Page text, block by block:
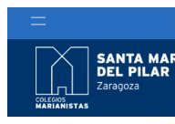
Saltar
al
contenido